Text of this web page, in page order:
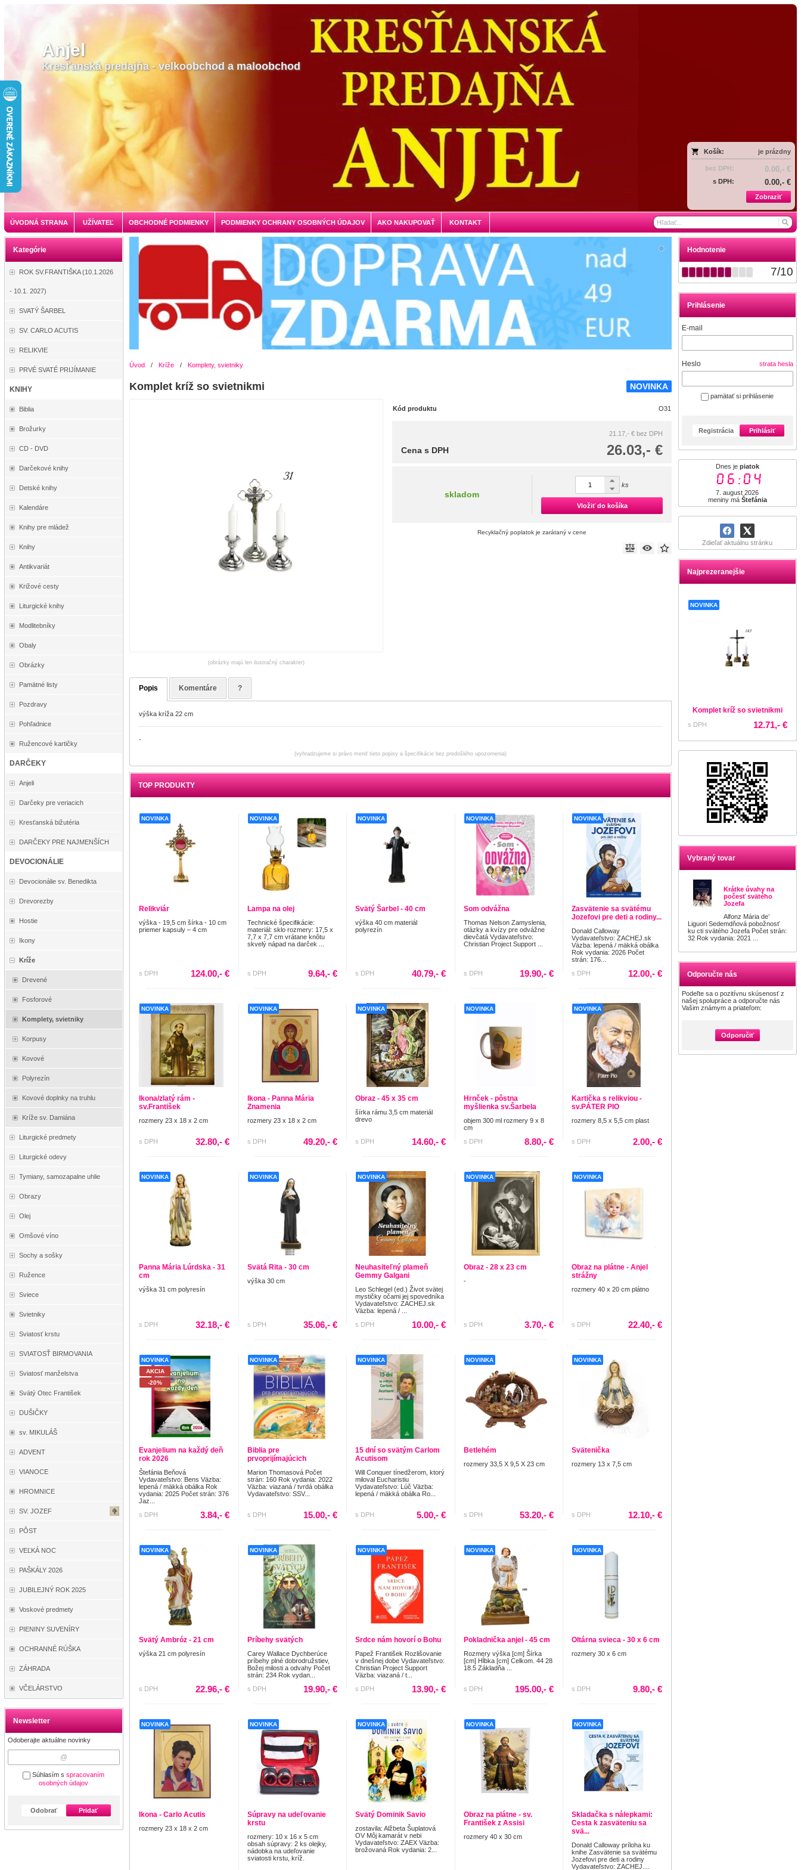
Košík: je prázdny
bez DPH: 0.00,- €
s DPH: 0.00,- €
Zobraziť
Anjel
Kresťanská predajňa - velkoobchod a maloobchod
ÚVODNÁ STRANA UŽÍVATEĽ OBCHODNÉ PODMIENKY PODMIENKY OCHRANY OSOBNÝCH ÚDAJOV AKO NAKUPOVAŤ KONTAKT
Kategórie
ROK SV.FRANTIŠKA (10.1.2026
- 10.1. 2027)
SVATÝ ŠARBEL
SV. CARLO ACUTIS
RELIKVIE
PRVÉ SVATÉ PRIJÍMANIE
KNIHY
Biblia
Brožurky
CD - DVD
Darčekové knihy
Detské knihy
Kalendáre
Knihy pre mládež
Knihy
Antikvariát
Križové cesty
Liturgické knihy
Modlitebníky
Obaly
Obrázky
Pamätné listy
Pozdravy
Pohľadnice
Ružencové kartičky
DARČEKY
Anjeli
Darčeky pre veriacich
Kresťanská bižutéria
DARČEKY PRE NAJMENŠÍCH
DEVOCIONÁLIE
Devocionálie sv. Benedikta
Drevorezby
Hostie
Ikony
Kríže
Drevené
Fosforové
Komplety, svietniky
Korpusy
Kovové
Polyrezín
Kovové doplnky na truhlu
Kríže sv. Damiána
Liturgické predmety
Liturgické odevy
Tymiany, samozapalne uhlie
Obrazy
Olej
Omšové víno
Sochy a sošky
Ružence
Sviece
Svietniky
Sviatosť krstu
SVIATOSŤ BIRMOVANIA
Sviatosť manželstva
Svätý Otec František
DUŠIČKY
sv. MIKULÁŠ
ADVENT
VIANOCE
HROMNICE
SV. JOZEF
PÔST
VEĽKÁ NOC
PAŠKÁLY 2026
JUBILEJNÝ ROK 2025
Voskové predmety
PIENINY SUVENÍRY
OCHRANNÉ RÚŠKA
ZÁHRADA
VČELÁRSTVO
Newsletter
Odoberajte aktuálne novinky
Súhlasím sspracovaním
osobných údajov
Odobrať Pridať
Hodnotenie
7/10
Prihlásenie
E-mail
Heslo strata hesla
pamätať si prihlásenie
Registrácia Prihlásiť
Dnes je piatok
06:04
7. august 2026
meniny má Štefánia
Zdieľať aktuálnu stránku
Najprezeranejšie
NOVINKA
Komplet kríž so svietnikmi
s DPH 12.71,- €
Vybraný tovar
Krátke úvahy na
počesť svätého
Jozefa
Alfonz Mária de’
Liguori Sedemdňová pobožnosť
ku cti svätého Jozefa Počet strán:
32 Rok vydania: 2021 ...
Odporučte nás
Podeľte sa o pozitívnu skúsenosť z
našej spolupráce a odporučte nás
Vašim známym a priateľom:
Odporučiť
Úvod / Kríže / Komplety, svietniky
NOVINKA
Komplet kríž so svietnikmi
(obrázky majú len ilustračný charakter)
Kód produktu O31
21.17,- € bez DPH
26.03,- €
Cena s DPH
skladom
ks
Vložiť do košíka
Recyklačný poplatok je zarátaný v cene
Popis Komentáre ?
výška kríža 22 cm
-
(vyhradzujeme si právo meniť tieto popisy a špecifikácie bez predošlého upozornenia)
TOP PRODUKTY
NOVINKA
Relikviár
výška - 19,5 cm šírka - 10 cm
priemer kapsuly – 4 cm
s DPH 124.00,- €
NOVINKA
Lampa na olej
Technické špecifikácie:
materiál: sklo rozmery: 17,5 x
7,7 x 7,7 cm vrátane knôtu
skvelý nápad na darček ...
s DPH 9.64,- €
NOVINKA
Svätý Šarbel - 40 cm
výška 40 cm materiál
polyrezín
s DPH 40.79,- €
NOVINKA
Som odvážna
Thomas Nelson Zamyslenia,
otázky a kvízy pre odvážne
dievčatá Vydavateľstvo:
Christian Project Support ...
s DPH 19.90,- €
NOVINKA
Zasvätenie sa svätému
Jozefovi pre deti a rodiny...
Donald Calloway
Vydavateľstvo: ZACHEJ.sk
Väzba: lepená / mäkká obálka
Rok vydania: 2026 Počet
strán: 176...
s DPH
12.00,- €
NOVINKA
Ikona/zlatý rám -
sv.František
rozmery 23 x 18 x 2 cm
s DPH 32.80,- €
NOVINKA
Ikona - Panna Mária
Znamenia
rozmery 23 x 18 x 2 cm
s DPH 49.20,- €
NOVINKA
Obraz - 45 x 35 cm
šírka rámu 3,5 cm materiál
drevo
s DPH 14.60,- €
NOVINKA
Hrnček - pôstna
myšlienka sv.Šarbela
objem 300 ml rozmery 9 x 8
cm
s DPH
8.80,- €
NOVINKA
Kartička s relikviou -
sv.PÁTER PIO
rozmery 8,5 x 5,5 cm plast
s DPH 2.00,- €
NOVINKA
Panna Mária Lúrdska - 31
cm
výška 31 cm polyresín
s DPH 32.18,- €
NOVINKA
Svätá Rita - 30 cm
výška 30 cm
s DPH 35.06,- €
NOVINKA
Neuhasiteľný plameň
Gemmy Galgani
Leo Schlegel (ed.) Život svätej
mystičky očami jej spovedníka
Vydavateľstvo: ZACHEJ.sk
Väzba: lepená / ...
s DPH
10.00,- €
NOVINKA
Obraz - 28 x 23 cm
-
s DPH 3.70,- €
NOVINKA
Obraz na plátne - Anjel
strážny
rozmery 40 x 20 cm plátno
s DPH 22.40,- €
NOVINKA
AKCIA
-20%
Evanjelium na každý deň
rok 2026
Štefánia Beňová
Vydavateľstvo: Bens Väzba:
lepená / mäkká obálka Rok
vydania: 2025 Počet strán: 376
Jaz...
s DPH
3.84,- €
NOVINKA
Biblia pre
prvoprijímajúcich
Marion Thomasová Počet
strán: 160 Rok vydania: 2022
Väzba: viazaná / tvrdá obálka
Vydavateľstvo: SSV...
s DPH 15.00,- €
NOVINKA
15 dní so svätým Carlom
Acutisom
Will Conquer tínedžerom, ktorý
miloval Eucharistiu
Vydavateľstvo: Lúč Väzba:
lepená / mäkká obálka Ro...
s DPH 5.00,- €
NOVINKA
Betlehém
rozmery 33,5 X 9,5 X 23 cm
s DPH 53.20,- €
NOVINKA
Svätenička
rozmery 13 x 7,5 cm
s DPH 12.10,- €
NOVINKA
Svätý Ambróz - 21 cm
výška 21 cm polyresín
s DPH 22.96,- €
NOVINKA
Príbehy svätých
Carey Wallace Dychberúce
príbehy plné dobrodružstiev,
Božej milosti a odvahy Počet
strán: 234 Rok vydan...
s DPH
19.90,- €
NOVINKA
Srdce nám hovorí o Bohu
Papež František Rozlišovanie
v dnešnej dobe Vydavateľstvo:
Christian Project Support
Väzba: viazaná / t...
s DPH
13.90,- €
NOVINKA
Pokladnička anjel - 45 cm
Rozmery výška [cm] Šírka
[cm] Hĺbka [cm] Celkom. 44 28
18.5 Základňa ...
s DPH 195.00,- €
NOVINKA
Oltárna svieca - 30 x 6 cm
rozmery 30 x 6 cm
s DPH 9.80,- €
NOVINKA
Ikona - Carlo Acutis
rozmery 23 x 18 x 2 cm
NOVINKA
Súpravy na udeľovanie
krstu
rozmery: 10 x 16 x 5 cm
obsah súpravy: 2 ks olejky,
nádobka na udeľovanie
sviatosti krstu, kríž.
NOVINKA
Svätý Dominik Savio
zostavila: Alžbeta Šuplatová
OV Môj kamarát v nebi
Vydavateľstvo: ZAEX Väzba:
brožovaná Rok vydania: 2...
NOVINKA
Obraz na plátne - sv.
František z Assisi
rozmery 40 x 30 cm
NOVINKA
Skladačka s nálepkami:
Cesta k zasväteniu sa
svä...
Donald Calloway príloha ku
knihe Zasvätenie sa svätému
Jozefovi pre deti a rodiny
Vydavateľstvo: ZACHEJ....